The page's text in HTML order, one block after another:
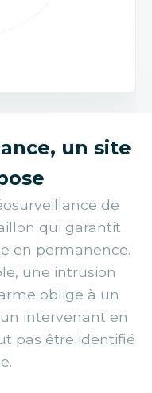
un site
de
qui garantit
en permanence.
une intrusion
oblige à un
intervenant en
pas être identifié